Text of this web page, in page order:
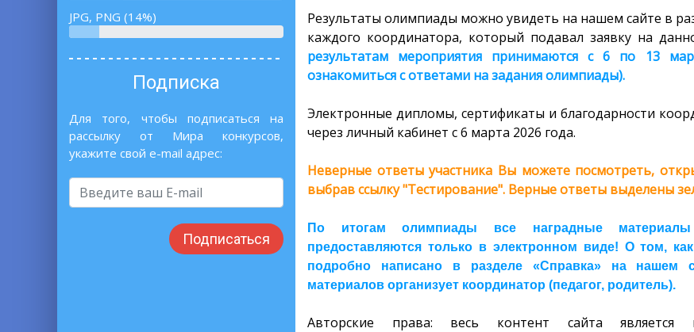
JPG, PNG (14%)
Подписка
Для того, чтобы подписаться на
рассылку от Мира конкурсов,
укажите свой e-mail адрес:
Подписаться
Результаты олимпиады можно увидеть на нашем сайте в
каждого координатора, который подавал заявку на
результатам мероприятия принимаются с 6 по 13
ознакомиться с ответами на задания олимпиады).
Электронные дипломы, сертификаты и благодарности
через личный кабинет с 6 марта 2026 года.
Неверные ответы участника Вы можете посмотреть,
выбрав ссылку "Тестирование". Верные ответы выделены
По итогам олимпиады все наградные материалы
предоставляются только в электронном виде! О том,
подробно написано в разделе «Справка» на нашем
материалов организует координатор (педагог, родитель).
Авторские права: весь контент сайта является